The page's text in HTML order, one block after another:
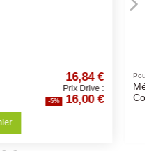
Poules Pondeuse